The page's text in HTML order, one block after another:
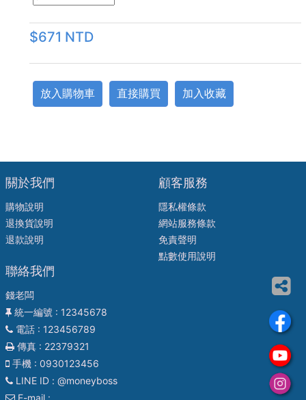
$671 NTD
放入購物車 直接購買 加入收藏
關於我們
購物說明
退換貨說明
退款說明
顧客服務
隱私權條款
網站服務條款
免責聲明
點數使用說明
聯絡我們
錢老闆
統一編號 : 12345678
電話: 123456789
傳真: 22379321
手機: 0930123456
LINE ID: @moneyboss
E-mail: